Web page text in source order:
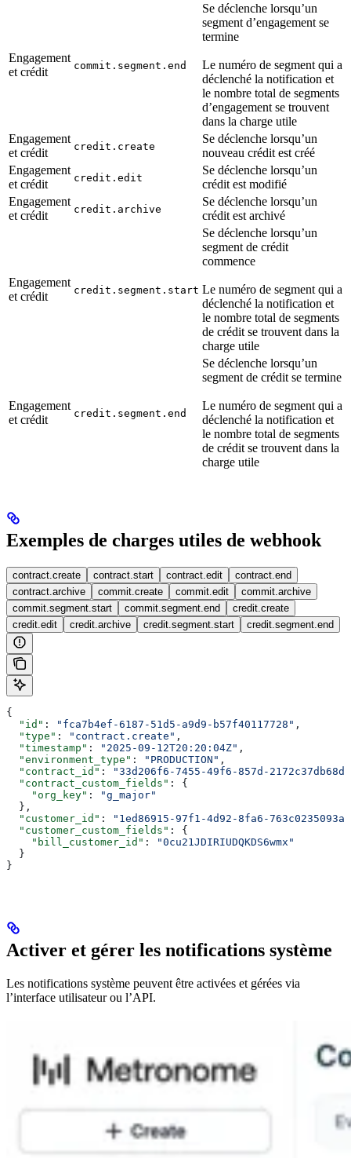
Engagement
et crédit
commit.segment.end
Se déclenche lorsqu’un
segment d’engagement se
termine
Le numéro de segment qui a
déclenché la notification et
le nombre total de segments
d’engagement se trouvent
dans la charge utile
Engagement
et crédit
credit.create
Se déclenche lorsqu’un
nouveau crédit est créé
Engagement
et crédit
credit.edit
Se déclenche lorsqu’un
crédit est modifié
Engagement
et crédit
credit.archive
Se déclenche lorsqu’un
crédit est archivé
Engagement
et crédit
credit.segment.start
Se déclenche lorsqu’un
segment de crédit
commence
Le numéro de segment qui a
déclenché la notification et
le nombre total de segments
de crédit se trouvent dans la
charge utile
Engagement
et crédit
credit.segment.end
Se déclenche lorsqu’un
segment de crédit se termine
Le numéro de segment qui a
déclenché la notification et
le nombre total de segments
de crédit se trouvent dans la
charge utile
Exemples de charges utiles de webhook
contract.create contract.start contract.edit
contract.end
contract.archive
commit.create commit.edit
commit.archive
commit.segment.start
commit.segment.end
credit.create
credit.edit
credit.archive credit.segment.start credit.segment.end
{
  "id"
: "fca7b4ef-6187-51d5-a9d9-b57f40117728" ,
  "type"
: "contract.create" ,
  "timestamp"
: "2025-09-12T20:20:04Z" ,
  "environment_type"
: "PRODUCTION" ,
  "contract_id"
:
"33d206f6-7455-49f6-857d-2172c37db68d"
  "contract_custom_fields"
: {
    "org_key"
:
"g_major"
  },
  "customer_id"
:
"1ed86915-97f1-4d92-8fa6-763c0235093a"
  "customer_custom_fields"
: {
    "bill_customer_id"
:
"0cu21JDIRIUDQKDS6wmx"
  }
}
Activer et gérer les notifications système
Les notifications système peuvent être activées et gérées via
l’interface utilisateur ou l’API.